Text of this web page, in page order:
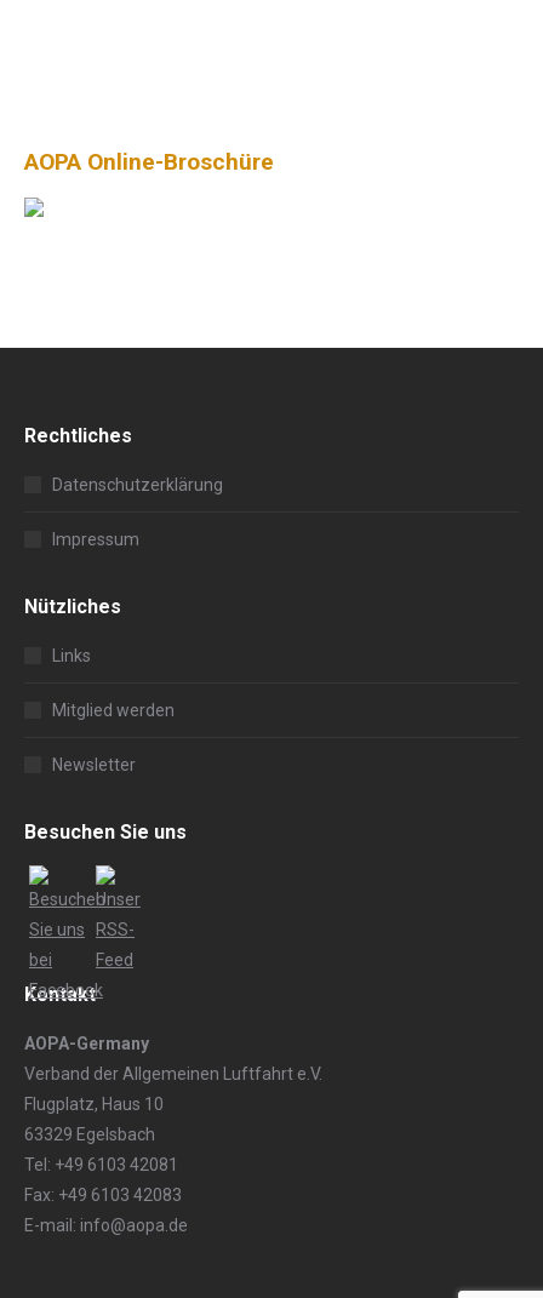
AOPA Online-Broschüre
Rechtliches
Datenschutzerklärung
Impressum
Nützliches
Links
Mitglied werden
Newsletter
Besuchen Sie uns
Kontakt
AOPA-Germany
Verband der Allgemeinen Luftfahrt e.V.
Flugplatz, Haus 10
63329 Egelsbach
Tel: +49 6103 42081
Fax: +49 6103 42083
E-mail: info@aopa.de